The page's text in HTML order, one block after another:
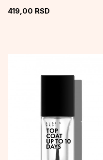
419,00 RSD